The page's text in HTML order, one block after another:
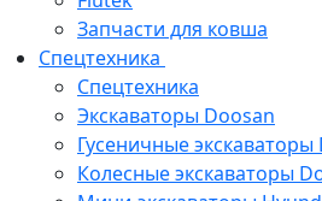
Запчасти для ковша
Спецтехника
Спецтехника
Экскаваторы Doosan
Гусеничные экскаваторы
Колесные экскаваторы